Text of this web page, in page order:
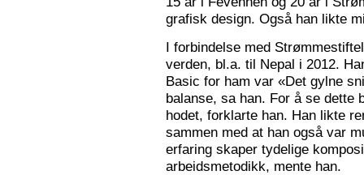
grafisk design. Også han likte
I forbindelse med
verden, bl.a. til Nepal i 2012.
Basic for ham var «Det gylne
balanse, sa han. For å se dette
hodet, forklarte han. Han likte
sammen med at han også var
erfaring skaper tydelige
arbeidsmetodikk, mente han.